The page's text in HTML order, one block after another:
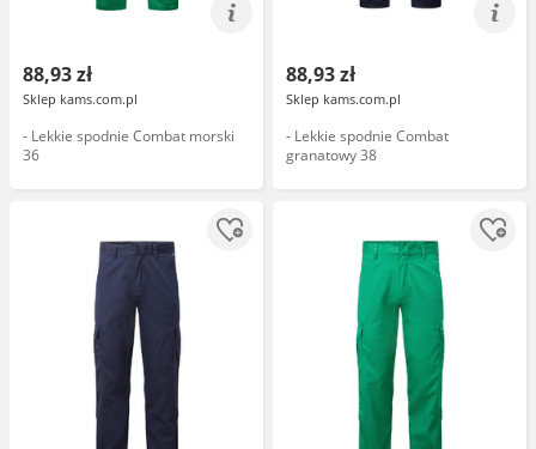
88,93 zł
Sklep kams.com.pl
- Lekkie spodnie Combat morski
36
88,93 zł
Sklep kams.com.pl
- Lekkie spodnie Combat
granatowy 38